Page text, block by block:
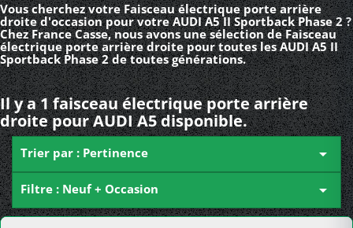
Vous cherchez votre Faisceau électrique porte arrière
droite d'occasion pour votre AUDI A5 II Sportback Phase 2 ?
Chez France Casse, nous avons une sélection de Faisceau
électrique porte arrière droite pour toutes les AUDI A5 II
Sportback Phase 2 de toutes générations.
Il y a 1 faisceau électrique porte arrière
droite pour AUDI A5 disponible.
Trier par : Pertinence 
Filtre : Neuf + Occasion 